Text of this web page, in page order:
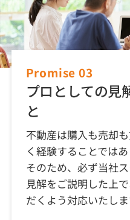
Promise 03
プロとしての見
と
不動産は購入も売却
く経験することではあ
そのため、必ず当社
見解をご説明した上
だくよう対応いたしま